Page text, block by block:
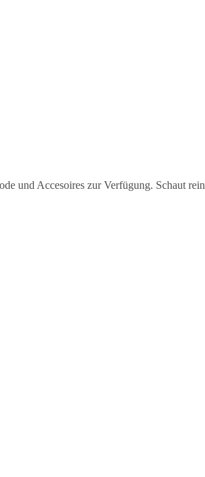
und Accesoires zur Verfügung. Schaut rein